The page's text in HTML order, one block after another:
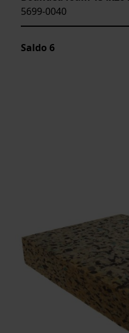
5699-0040
Saldo 6